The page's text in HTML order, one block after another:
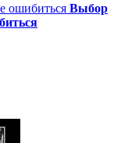
Выбор